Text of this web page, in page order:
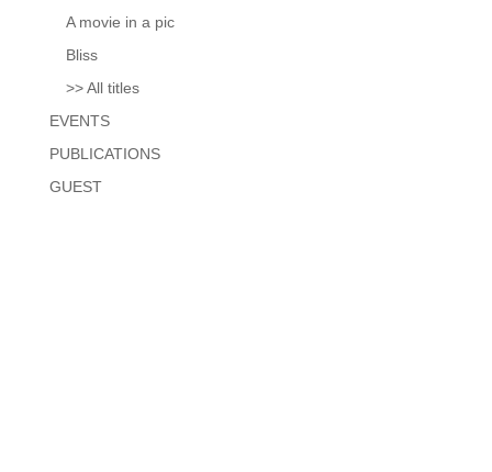
A movie in a pic
Bliss
>> All titles
EVENTS
PUBLICATIONS
GUEST